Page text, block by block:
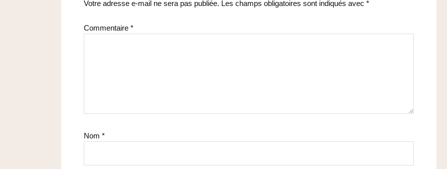
Votre adresse e-mail ne sera pas publiée. Les champs obligatoires sont indiqués avec *
Commentaire *
Nom *